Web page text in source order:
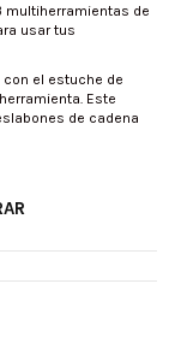
multiherramientas de
usar tus
el estuche de
Este
de cadena